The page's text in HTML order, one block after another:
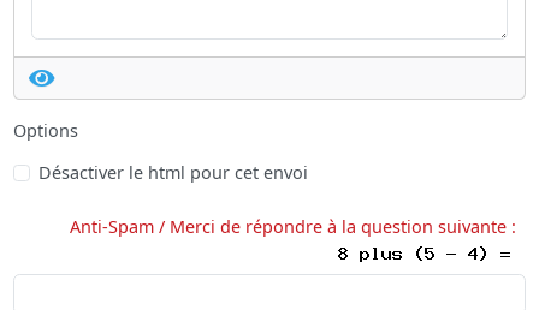
Options
Désactiver le html pour cet envoi
Anti-Spam / Merci de répondre à la question suivante :